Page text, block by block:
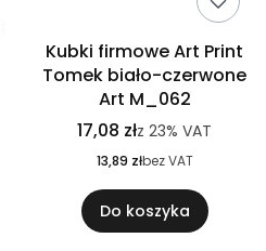
Kubki firmowe Art Print
Tomek biało-czerwone
Art M_062
17,08 złz 23% VAT
13,89 złbez VAT
Do koszyka